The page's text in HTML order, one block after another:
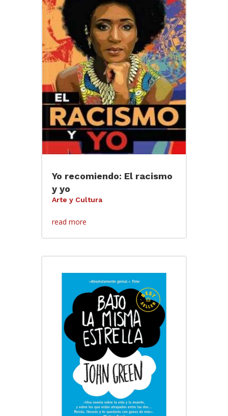
Yo recomiendo: El racismo
y yo
Arte y Cultura
read more